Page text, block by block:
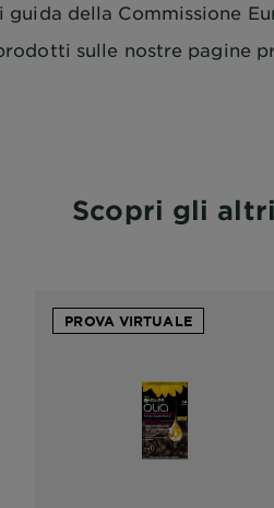
della Commissione
sulle nostre pagine
Scopri gli
PROVA VIRTUALE